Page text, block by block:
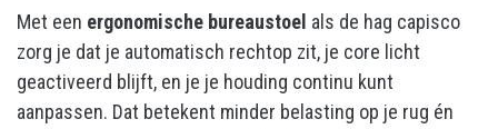
Met een ergonomische bureaustoel als de hag capisco
zorg je dat je automatisch rechtop zit, je core licht
geactiveerd blijft, en je je houding continu kunt
aanpassen. Dat betekent minder belasting op je rug én